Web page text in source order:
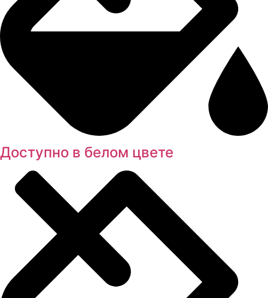
Доступно в белом цвете